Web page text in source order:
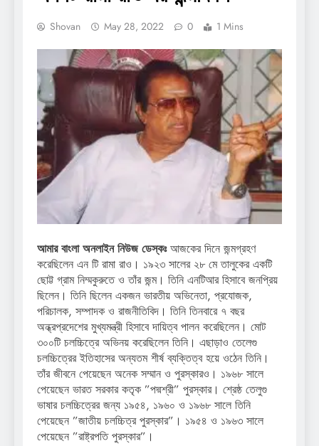
Shovan May 28, 2022 0 1 Mins
আমার বাংলা অনলাইন নিউজ ডেস্কঃআজকের দিনে জন্মগ্রহণ
করেছিলেন এন টি রামা রাও। ১৯২৩ সালের ২৮ মে তালুকের একটি
ছোট্ট গ্রাম নিম্মকুরুতে ও তাঁর জন্ম। তিনি এনটিআর হিসাবে জনপ্রিয়
ছিলেন। তিনি ছিলেন একজন ভারতীয় অভিনেতা, প্রযোজক,
পরিচালক, সম্পাদক ও রাজনীতিবিদ। তিনি তিনবারে ৭ বছর
অন্ধ্রপ্রদেশের মুখ্যমন্ত্রী হিসাবে দায়িত্ব পালন করেছিলেন। মোট
৩০০টি চলচ্চিত্রে অভিনয় করেছিলেন তিনি। এছাড়াও তেলেগু
চলচ্চিত্রের ইতিহাসের অন্যতম শীর্ষ ব্যক্তিত্ব হয়ে ওঠেন তিনি।
তাঁর জীবনে পেয়েছেন অনেক সম্মান ও পুরস্কারও। ১৯৬৮ সালে
পেয়েছেন ভারত সরকার কতৃক ”পদ্মশ্রী” পুরস্কার। শ্রেষ্ঠ তেলুগু
ভাষার চলচ্চিত্রের জন্য ১৯৫৪, ১৯৬০ ও ১৯৬৮ সালে তিনি
পেয়েছেন ”জাতীয় চলচ্চিত্র পুরস্কার”। ১৯৫৪ ও ১৯৬৩ সালে
পেয়েছেন ”রাষ্ট্রপতি পুরস্কার”।